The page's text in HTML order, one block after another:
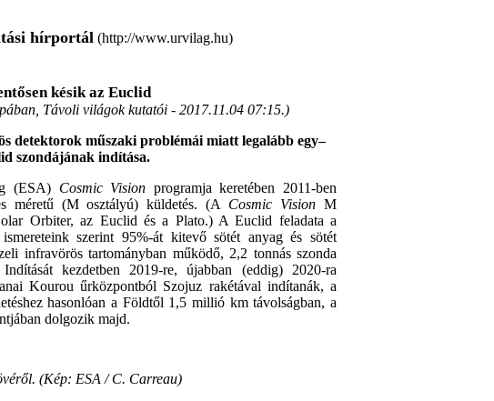
hírportál (http://www.urvilag.hu)
késik az Euclid
Távoli világok kutatói - 2017.11.04 07:15.)
detektorok műszaki problémái miatt legalább egy–
szondájának indítása.
(ESA) Cosmic Vision programja keretében 2011-ben
méretű (M osztályú) küldetés. (A Cosmic Vision M
Orbiter, az Euclid és a Plato.) A Euclid feladata a
szerint 95%-át kitevő sötét anyag és sötét
infravörös tartományban működő, 2,2 tonnás szonda
kezdetben 2019-re, újabban (eddig) 2020-ra
Kourou űrközpontból Szojuz rakétával indítanák, a
hasonlóan a Földtől 1,5 millió km távolságban, a
dolgozik majd.
(Kép: ESA / C. Carreau)